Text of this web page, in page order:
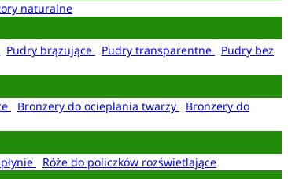
naturalne
Pudry brązujące Pudry transparentne
Pudry bez
Bronzery do ocieplania twarzy
Bronzery do
Róże do policzków rozświetlające